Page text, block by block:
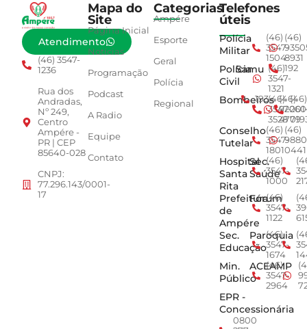
Atendimento
(46) 3547-
1236
Rua dos
Andradas,
Nº 249,
Centro
Ampére -
PR | CEP
85640-028
CNPJ:
77.296.143/0001-
17
Mapa do
Site
Página Inicial
Notícias
Programação
Podcast
A Radio
Equipe
Contato
Categorias
Ampére
Esporte
Geral
Polícia
Regional
Telefones
úteis
Polícia
Militar
(46)
3547-
1504
(46)
8931
Polícia
Civil
Samu (46)
3547-
1321
192
Bombeiros
193(46)
3547-
3528
(46)
4779
(46)
Conselho
Tutelar
(46)
3547-
1801
(46)
0441
Hospital
Santa
Rita
Sec.
Saúde
(46)
3547-
1000
Prefeitura
de
Ampére
Fórum
(46)
3547-
1122
Sec.
Educação
Paroquia
(46)
3547-
1674
Min.
Público
ACEAMP
(46)
3547-
2964
EPR -
Concessionária
0800